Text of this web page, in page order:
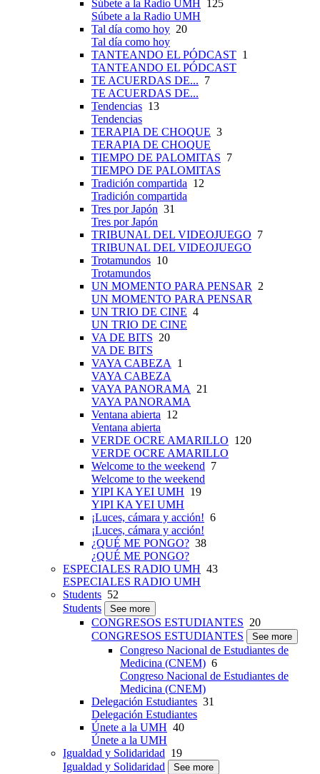
Súbete a la Radio UMH 125
Súbete a la Radio UMH
Tal día como hoy 20
Tal día como hoy
TANTEANDO EL PÓDCAST 1
TANTEANDO EL PÓDCAST
TE ACUERDAS DE... 7
TE ACUERDAS DE...
Tendencias 13
Tendencias
TERAPIA DE CHOQUE 3
TERAPIA DE CHOQUE
TIEMPO DE PALOMITAS 7
TIEMPO DE PALOMITAS
Tradición compartida 12
Tradición compartida
Tres por Japón 31
Tres por Japón
TRIBUNAL DEL VIDEOJUEGO 7
TRIBUNAL DEL VIDEOJUEGO
Trotamundos 10
Trotamundos
UN MOMENTO PARA PENSAR
2
UN MOMENTO PARA PENSAR
UN TRIO DE CINE 4
UN TRIO DE CINE
VA DE BITS 20
VA DE BITS
VAYA CABEZA
1
VAYA CABEZA
VAYA PANORAMA
21
VAYA PANORAMA
Ventana abierta 12
Ventana abierta
VERDE OCRE AMARILLO 120
VERDE OCRE AMARILLO
Welcome to the weekend 7
Welcome to the weekend
YIPI KA YEI UMH 19
YIPI KA YEI UMH
¡Luces, cámara y acción! 6
¡Luces, cámara y acción!
¿QUÉ ME PONGO? 38
¿QUÉ ME PONGO?
ESPECIALES RADIO UMH 43
ESPECIALES RADIO UMH
Students 52
Students
See more
CONGRESOS ESTUDIANTES 20
CONGRESOS ESTUDIANTES
See more
Congreso Nacional de Estudiantes de
Medicina (CNEM) 6
Congreso Nacional de Estudiantes de
Medicina (CNEM)
Delegación Estudiantes 31
Delegación Estudiantes
Únete a la UMH 40
Únete a la UMH
Igualdad y Solidaridad 19
Igualdad y Solidaridad
See more